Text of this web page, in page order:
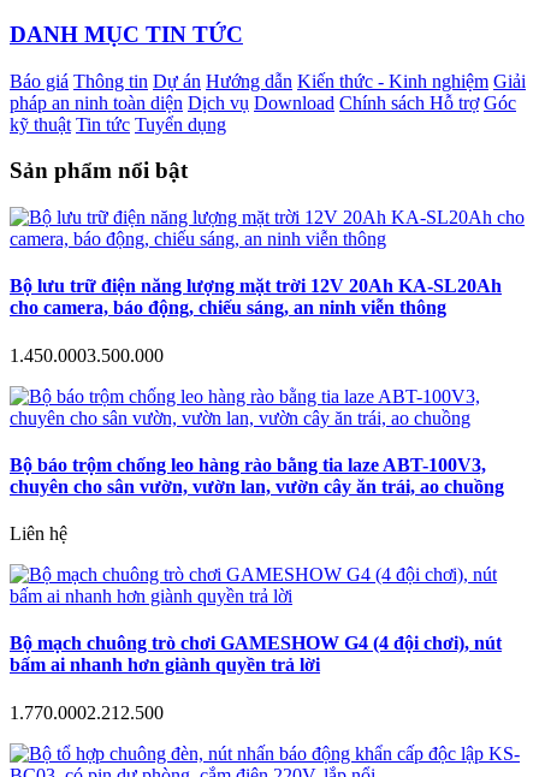
DANH MỤC TIN TỨC
Báo giá Thông tin Dự án Hướng dẫn Kiến thức - Kinh nghiệm Giải
pháp an ninh toàn diện Dịch vụ Download Chính sách Hỗ trợ Góc
kỹ thuật Tin tức Tuyển dụng
Sản phẩm nổi bật
Bộ lưu trữ điện năng lượng mặt trời 12V 20Ah KA-SL20Ah
cho camera, báo động, chiếu sáng, an ninh viễn thông
1.450.0003.500.000
Bộ báo trộm chống leo hàng rào bằng tia laze ABT-100V3,
chuyên cho sân vườn, vườn lan, vườn cây ăn trái, ao chuồng
Liên hệ
Bộ mạch chuông trò chơi GAMESHOW G4 (4 đội chơi), nút
bấm ai nhanh hơn giành quyền trả lời
1.770.0002.212.500